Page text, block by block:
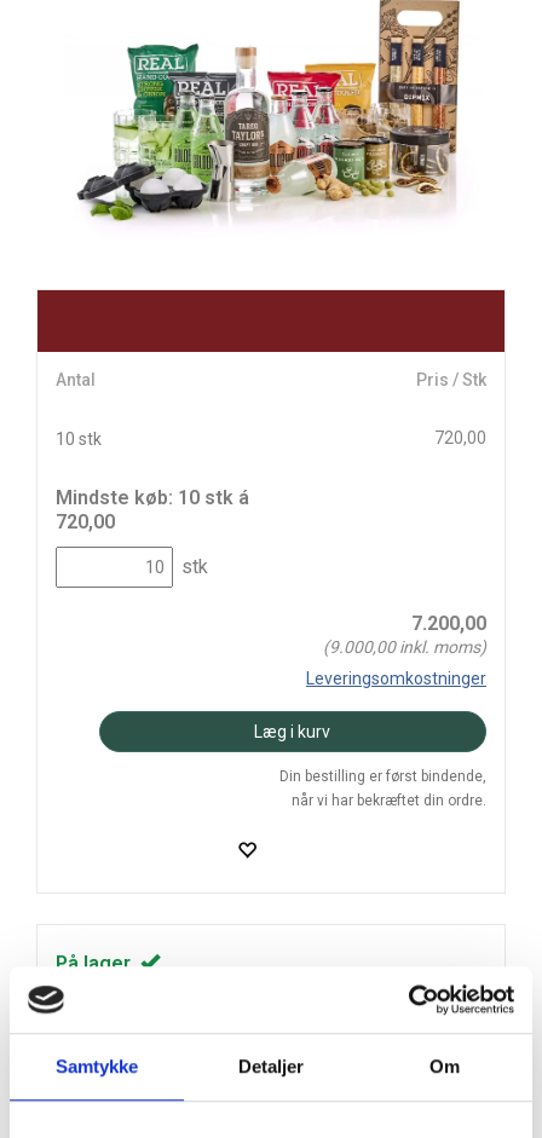
Samtykke Detaljer Om
Antal Pris / Stk
10 stk 720,00
Mindste køb: 10 stk á
720,00
stk
7.200,00
(9.000,00inkl. moms)
Leveringsomkostninger
Læg i kurv
Din bestilling er først bindende,
når vi har bekræftet din ordre.
På lager
Levering: 2-5 hverdage
Prismatch
Handelsbetingelser